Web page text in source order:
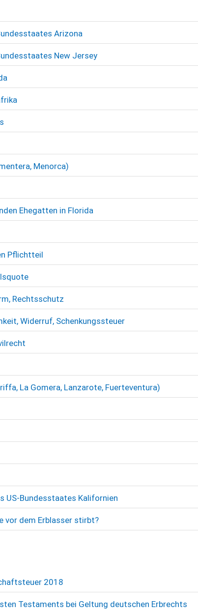
Arizona
New Jersey
Menorca)
Ehegatten in Florida
Pflichtteil
Rechtsschutz
Widerruf, Schenkungssteuer
La Gomera, Lanzarote, Fuerteventura)
US-Bundesstaates Kalifornien
vor dem Erblasser stirbt?
2018
Testaments bei Geltung deutschen Erbrechts